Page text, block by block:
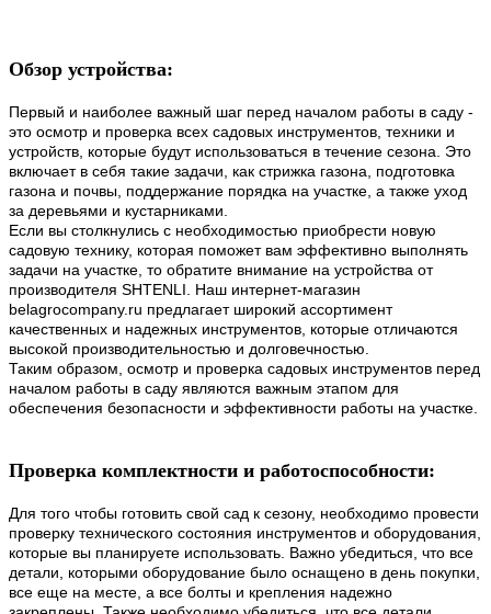
Обзор устройства:
Первый и наиболее важный шаг перед началом работы в саду -
это осмотр и проверка всех садовых инструментов, техники и
устройств, которые будут использоваться в течение сезона. Это
включает в себя такие задачи, как стрижка газона, подготовка
газона и почвы, поддержание порядка на участке, а также уход
за деревьями и кустарниками.
Если вы столкнулись с необходимостью приобрести новую
садовую технику, которая поможет вам эффективно выполнять
задачи на участке, то обратите внимание на устройства от
производителя SHTENLI. Наш интернет-магазин
belagrocompany.ru предлагает широкий ассортимент
качественных и надежных инструментов, которые отличаются
высокой производительностью и долговечностью.
Таким образом, осмотр и проверка садовых инструментов перед
началом работы в саду являются важным этапом для
обеспечения безопасности и эффективности работы на участке.
Проверка комплектности и работоспособности:
Для того чтобы готовить свой сад к сезону, необходимо провести
проверку технического состояния инструментов и оборудования,
которые вы планируете использовать. Важно убедиться, что все
детали, которыми оборудование было оснащено в день покупки,
все еще на месте, а все болты и крепления надежно